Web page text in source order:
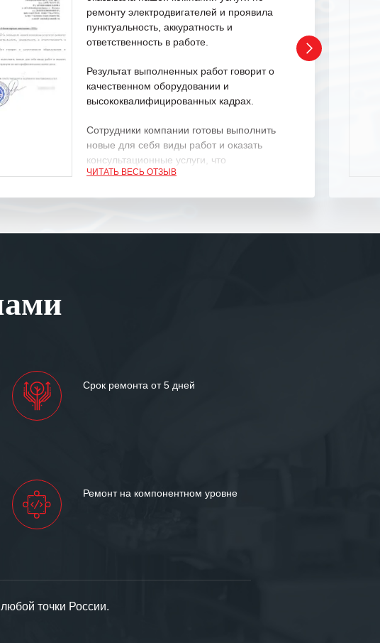
ремонту электродвигателей и проявила
пунктуальность, аккуратность и
ответственность в работе.
Результат выполненных работ говорит о
качественном оборудовании и
высококвалифицированных кадрах.
Сотрудники компании готовы выполнить
новые для себя виды работ и оказать
консультационные услуги, что
характеризует их как профессионалов
ответственного и надежного поставщика
ЧИТАТЬ ВЕСЬ ОТЗЫВ
Срок ремонта от 5 дней
Ремонт на компонентном уровне
точки России.